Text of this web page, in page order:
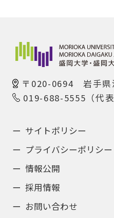
〒020-0694 岩手県
019-688-5555（代表
サイトポリシー
プライバシーポリシー
情報公開
採用情報
お問い合わせ